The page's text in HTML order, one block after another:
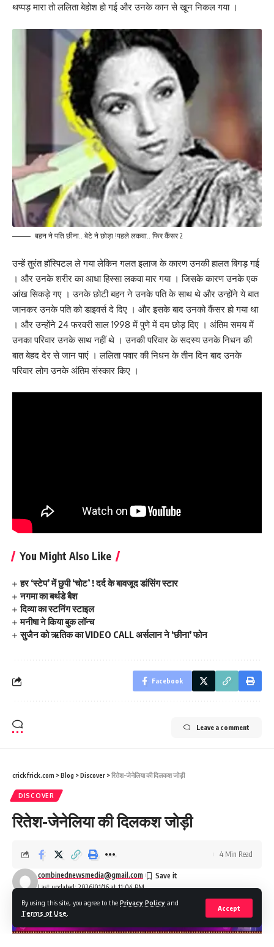
By using this site, you agree to the Privacy Policy and
Terms of Use
Accept
थप्पड़ मारा तो ललिता बेहोश हो गई और उनके कान से खून निकल गया ।
बहन ने पति छीना.. बेटे ने छोड़ा !पहले लकवा.. फिर कैंसर 2
उन्हें तुरंत हॉस्पिटल ले गया लेकिन गलत इलाज के कारण उनकी हालत बिगड़ गई
। और उनके शरीर का आधा हिस्सा लकवा मार गया । जिसके कारण उनके एक
आंख सिकड़े गए । उनके छोटी बहन ने उनके पति के साथ थे और उन्होंने ये बात
जानकर उनके पति को डाइवर्स दे दिए । और इसके बाद उनको कैंसर हो गया था
। और उन्होंने 24 फरवरी साल 1998 में पुणे में दम छोड़ दिए । अंतिम समय में
उनका परिवार उनके साथ नहीं थे । उनकी परिवार के सदस्य उनके निधन की
बात बेहद देर से जान पाएं । ललिता पवार की निधन के तीन दिन बाद उनके
परिवार लोग उनके अंतिम संस्कार किए ।
You Might Also Like
हर ‘स्टेप’ में छुपी ‘चोट’ ! दर्द के बावजूद डांसिंग स्टार
नगमा का बर्थडे बैश
दिव्या का स्टनिंग स्टाइल
मनीषा ने किया बुक लॉन्च
सुजैन को ऋतिक का VIDEO CALL अर्सलान ने ‘छीना’ फोन
Facebook
Leave a comment
crickfrick.com >Blog >Discover >रितेश-जेनेलिया की दिलकश जोड़ी
DISCOVER
रितेश-जेनेलिया की दिलकश जोड़ी
Last updated: 2026/01/16 at 11:04 PM
combinednewsmedia@gmail.com
4 Min Read